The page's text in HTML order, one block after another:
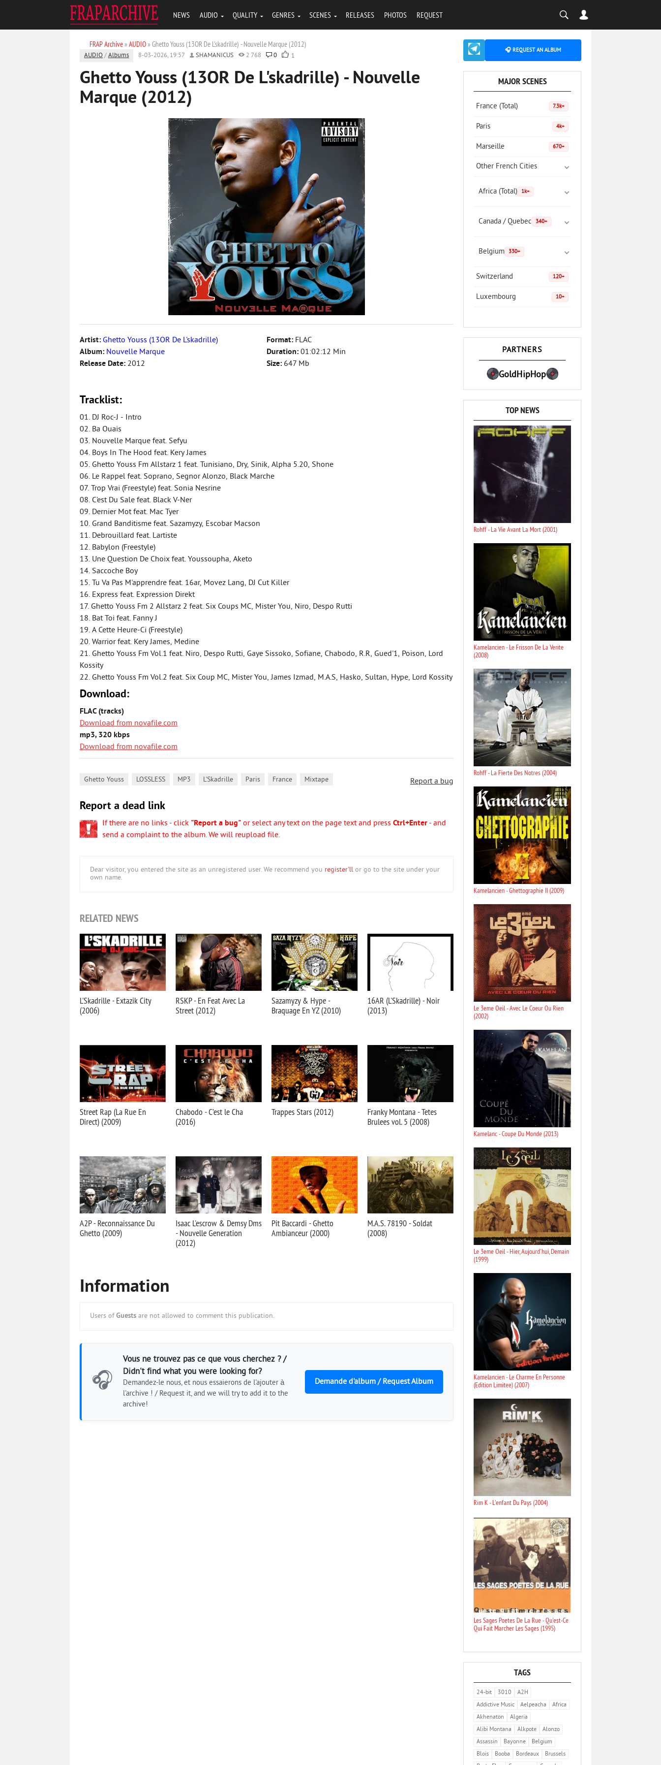
NEWS AUDIO QUALITY GENRES SCENES RELEASES PHOTOS REQUEST
FRAP Archive» AUDIO» Ghetto Youss (13OR De L'skadrille) - Nouvelle Marque (2012)
AUDIO /Albums 8-03-2026, 19:57 SHAMANICUS 2 768 0 1
Ghetto Youss (13OR De L'skadrille) - Nouvelle
Marque (2012)
Artist: Ghetto Youss (13OR De L'skadrille)
Album: Nouvelle Marque
Release Date: 2012
Format: FLAC
Duration: 01:02:12 Min
Size: 647 Mb
Tracklist:
01. DJ Roc-J - Intro
02. Ba Ouais
03. Nouvelle Marque feat. Sefyu
04. Boys In The Hood feat. Kery James
05. Ghetto Youss Fm Allstarz 1 feat. Tunisiano, Dry, Sinik, Alpha 5.20, Shone
06. Le Rappel feat. Soprano, Segnor Alonzo, Black Marche
07. Trop Vrai (Freestyle) feat. Sonia Nesrine
08. C'est Du Sale feat. Black V-Ner
09. Dernier Mot feat. Mac Tyer
10. Grand Banditisme feat. Sazamyzy, Escobar Macson
11. Debrouillard feat. Lartiste
12. Babylon (Freestyle)
13. Une Question De Choix feat. Youssoupha, Aketo
14. Saccoche Boy
15. Tu Va Pas M'apprendre feat. 16ar, Movez Lang, DJ Cut Killer
16. Express feat. Expression Direkt
17. Ghetto Youss Fm 2 Allstarz 2 feat. Six Coups MC, Mister You, Niro, Despo Rutti
18. Bat Toi feat. Fanny J
19. A Cette Heure-Ci (Freestyle)
20. Warrior feat. Kery James, Medine
21. Ghetto Youss Fm Vol.1 feat. Niro, Despo Rutti, Gaye Sissoko, Sofiane, Chabodo, R.R, Gued'1, Poison, Lord
Kossity
22. Ghetto Youss Fm Vol.2 feat. Six Coup MC, Mister You, James Izmad, M.A.S, Hasko, Sultan, Hype, Lord Kossity
Download:
FLAC (tracks)
Download from novafile.com
mp3, 320 kbps
Download from novafile.com
Report a bug
Ghetto Youss LOSSLESS MP3 L'Skadrille Paris France Mixtape
Report a dead link
If there are no links - click "Report a bug" or select any text on the page text and press Ctrl+Enter - and
send a complaint to the album. We will reupload file.
Dear visitor, you entered the site as an unregistered user. We recommend you register'll or go to the site under your
own name.
RELATED NEWS
L'Skadrille - Extazik City
(2006)
RSKP - En Feat Avec La
Street (2012)
Sazamyzy & Hype -
Braquage En YZ (2010)
16AR (L'Skadrille) - Noir
(2013)
Street Rap (La Rue En
Direct) (2009)
Chabodo - C’est le Cha
(2016)
Trappes Stars (2012)
Franky Montana - Tetes
Brulees vol. 5 (2008)
A2P - Reconnaissance Du
Ghetto (2009)
Isaac L'escrow & Demsy Dms
- Nouvelle Generation
(2012)
Pit Baccardi - Ghetto
Ambianceur (2000)
M.A.S. 78190 - Soldat
(2008)
Information
Users of Guests are not allowed to comment this publication.
🎧
Vous ne trouvez pas ce que vous cherchez ? /
Didn't find what you were looking for?
Demandez-le nous, et nous essaierons de l'ajouter à
l'archive ! / Request it, and we will try to add it to the
archive!
Demande d'album / Request Album
🎧 REQUEST AN ALBUM
MAJOR SCENES
France (Total) 7.3k+
Paris 4k+
Marseille 670+
Other French Cities
Africa (Total) 1k+
Canada / Quebec 340+
Belgium 330+
Switzerland 120+
Luxembourg 10+
PARTNERS
GoldHipHop
TOP NEWS
Rohff - La Vie Avant La Mort (2001)
Kamelancien - Le Frisson De La Verite
(2008)
Rohff - La Fierte Des Notres (2004)
Kamelancien - Ghettographie II (2009)
Le 3eme Oeil - Avec Le Coeur Ou Rien
(2002)
Kamelanc - Coupe Du Monde (2013)
Le 3eme Oeil - Hier, Aujourd'hui, Demain
(1999)
Kamelancien - Le Charme En Personne
(Edition Limitee) (2007)
Rim K - L'enfant Du Pays (2004)
Les Sages Poetes De La Rue - Qu'est-Ce
Qui Fait Marcher Les Sages (1995)
TAGS
24-bit 3010
A2H
Addictive Music
Aelpeacha
Africa
Akhenaton
Algeria
Alibi Montana
Alkpote
Alonzo
Assassin
Bayonne
Belgium
Blois
Booba Bordeaux
Brussels